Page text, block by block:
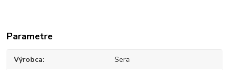
Parametre
Výrobca Sera